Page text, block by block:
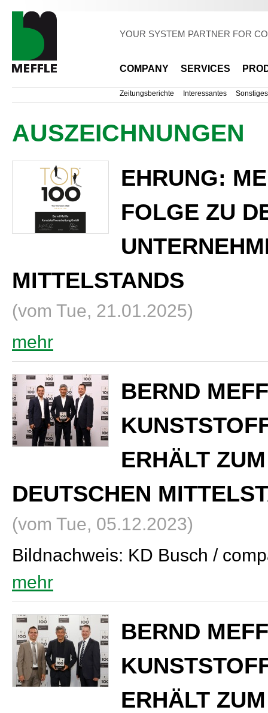
YOUR SYSTEM PARTNER FOR
COMPANY SERVICES
Zeitungsberichte Interessantes Sonstiges
AUSZEICHNUNGEN
EHRUNG:
FOLGE ZU
MITTELSTANDS
(vom Tue, 21.01.2025)
mehr
BERND
ERHÄLT
DEUTSCHEN
(vom Tue, 05.12.2023)
Bildnachweis: KD Busch /
mehr
BERND
ERHÄLT